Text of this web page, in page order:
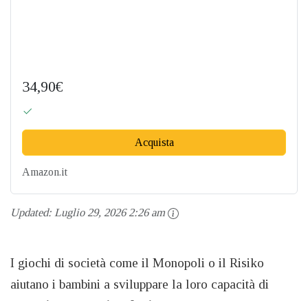
34,90€
Acquista
Amazon.it
Updated: Luglio 29, 2026 2:26 am
I giochi di società come il Monopoli o il Risiko
aiutano i bambini a sviluppare la loro capacità di